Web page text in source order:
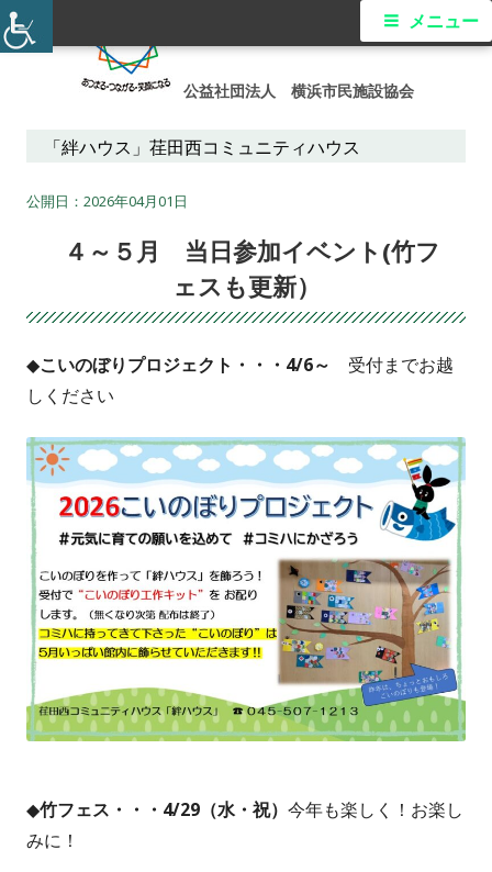
コ
ン
公益社団法人 横浜市民施設協会
メ
ニ
メニュー
「絆ハウス」荏田西コミュニティハウス
2026年04月01日
４～５月 当日参加イベント(竹フ
ェスも更新）
◆こいのぼりプロジェクト・・・4/6～ 受付までお越
しください
◆竹フェス・・・4/29（水・祝） 今年も楽しく！お楽し
みに！